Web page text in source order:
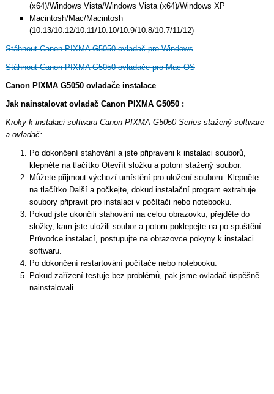
(x64)/Windows Vista/Windows Vista (x64)/Windows XP
Macintosh/Mac/Macintosh
(10.13/10.12/10.11/10.10/10.9/10.8/10.7/11/12)
Stáhnout Canon PIXMA G5050 ovladač pro Windows
Stáhnout Canon PIXMA G5050 ovladače pro Mac OS
Canon PIXMA G5050 ovladače instalace
Jak nainstalovat ovladač Canon PIXMA G5050 :
Kroky k instalaci softwaru Canon PIXMA G5050 Series stažený software
a ovladač:
Po dokončení stahování a jste připraveni k instalaci souborů,
klepněte na tlačítko Otevřít složku a potom stažený soubor.
Můžete přijmout výchozí umístění pro uložení souboru. Klepněte
na tlačítko Další a počkejte, dokud instalační program extrahuje
soubory připravit pro instalaci v počítači nebo notebooku.
Pokud jste ukončili stahování na celou obrazovku, přejděte do
složky, kam jste uložili soubor a potom poklepejte na po spuštění
Průvodce instalací, postupujte na obrazovce pokyny k instalaci
softwaru.
Po dokončení restartování počítače nebo notebooku.
Pokud zařízení testuje bez problémů, pak jsme ovladač úspěšně
nainstalovali.